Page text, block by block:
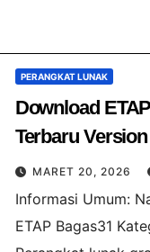
PERANGKAT LUNAK
Download
Terbaru
MARET 20, 2026
Informasi Umum:
ETAP Bagas31